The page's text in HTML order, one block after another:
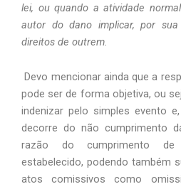
lei, ou quando a atividade
autor do dano implicar, por
direitos de outrem.
Devo mencionar ainda que a
pode ser de forma objetiva, ou
indenizar pelo simples evento
decorre do não cumprimento
razão do cumprimento
estabelecido, podendo também
atos comissivos como